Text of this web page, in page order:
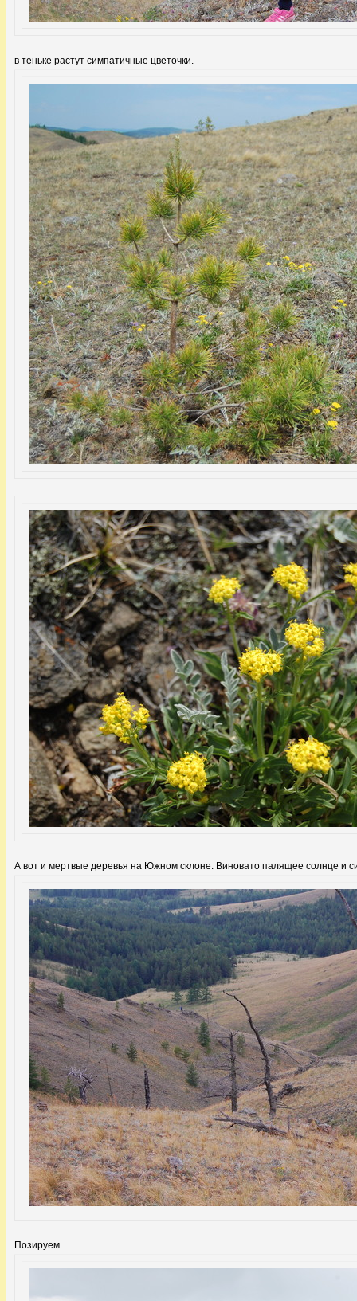
в теньке растут симпатичные цветочки.
А вот и мертвые деревья на Южном склоне. Виновато палящее солнце и
Позируем